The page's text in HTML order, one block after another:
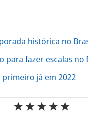
histórica no
para fazer escalas no
primeiro já em 2022